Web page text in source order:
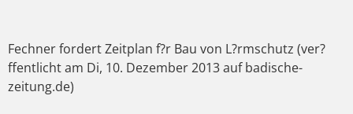
Fechner fordert Zeitplan f?r Bau von L?rmschutz (ver?
ffentlicht am Di, 10. Dezember 2013 auf badische-
zeitung.de)